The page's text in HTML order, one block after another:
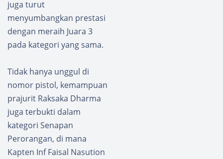
juga turut
menyumbangkan prestasi
dengan meraih Juara 3
pada kategori yang sama.
Tidak hanya unggul di
nomor pistol, kemampuan
prajurit Raksaka Dharma
juga terbukti dalam
kategori Senapan
Perorangan, di mana
Kapten Inf Faisal Nasution